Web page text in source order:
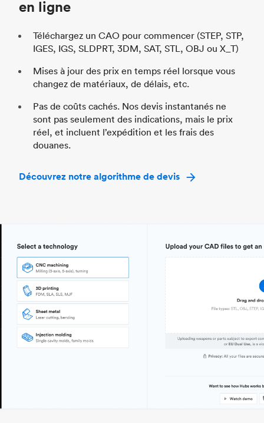
en ligne
Téléchargez un CAO pour commencer (STEP, STP,
IGES, IGS, SLDPRT, 3DM, SAT, STL, OBJ ou X_T)
Mises à jour des prix en temps réel lorsque vous
changez de matériaux, de délais, etc.
Pas de coûts cachés. Nos devis instantanés ne
sont pas seulement des indications, mais le prix
réel, et incluent l’expédition et les frais des
douanes.
Découvrez notre algorithme de devis